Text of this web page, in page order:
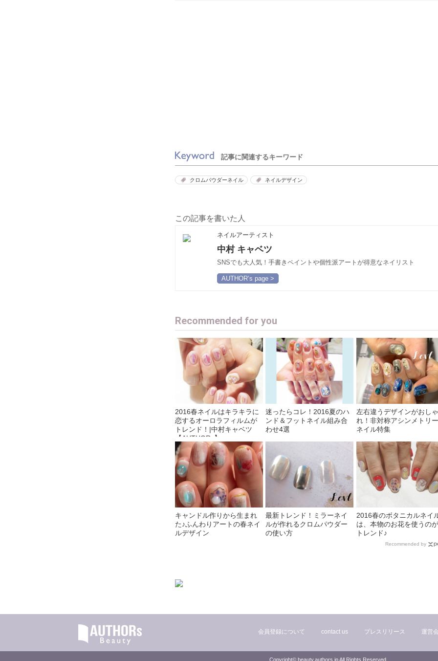
記事に関連するキーワード
クロムパウダーネイル ネイルデザイン
この記事を書いた人
ネイルアーティスト
中村 キャベツ
SNSでも大人気！手書きペイントや個性派アートが得意なネイリスト
AUTHOR’s page >
Recommended for you
2016春ネイルはキラキラに
恋するオーロラフィルムが
トレンド！|中村キャベツ
【AUTHORs】
迷ったらコレ！2016夏のハ
ンド＆フットネイル組み合
わせ4選
左右違うデザインがおし
れ！非対称アシンメトリ
ネイル特集
キャンドル作りから生まれ
た♪ふんわりアートの春ネイ
ルデザイン
最新トレンド！ミラーネイ
ルが作れるクロムパウダー
の使い方
2016春のボタニカルネイ
は、本物のお花を使うの
トレンド♪
Recommended by
会員登録について contact us プレスリリース 運営
Copyright© beauty.authors.jp All Rights Reserved.